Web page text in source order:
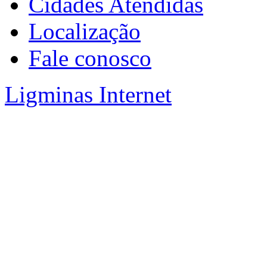
Localização
Fale conosco
Ligminas Internet